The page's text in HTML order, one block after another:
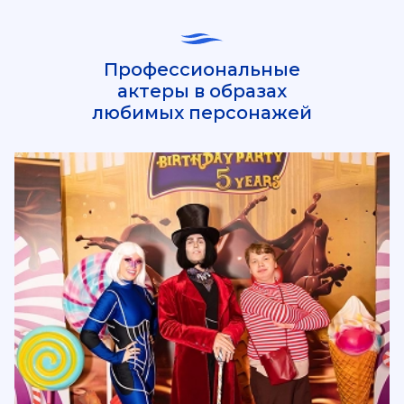
Профессиональные
актеры в образах
любимых персонажей